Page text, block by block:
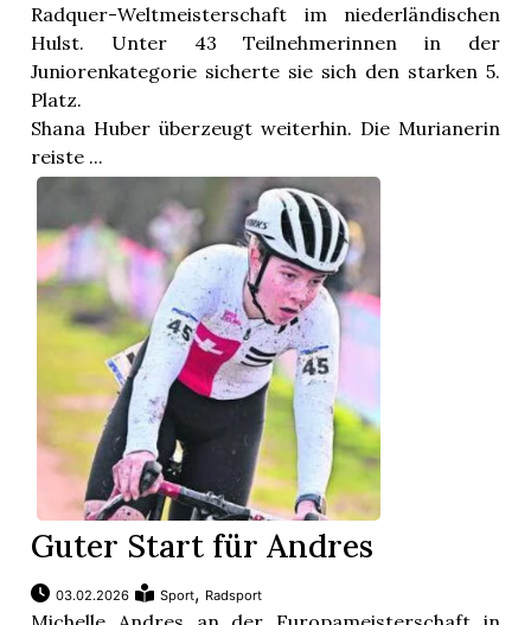
Radquer-Weltmeisterschaft im niederländischen
Hulst. Unter 43 Teilnehmerinnen in der
Juniorenkategorie sicherte sie sich den starken 5.
Platz.
Shana Huber überzeugt weiterhin. Die Murianerin
reiste ...
Guter Start für Andres
03.02.2026 Sport, Radsport